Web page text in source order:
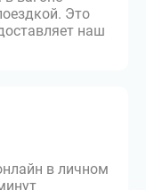
Это
наш
в личном